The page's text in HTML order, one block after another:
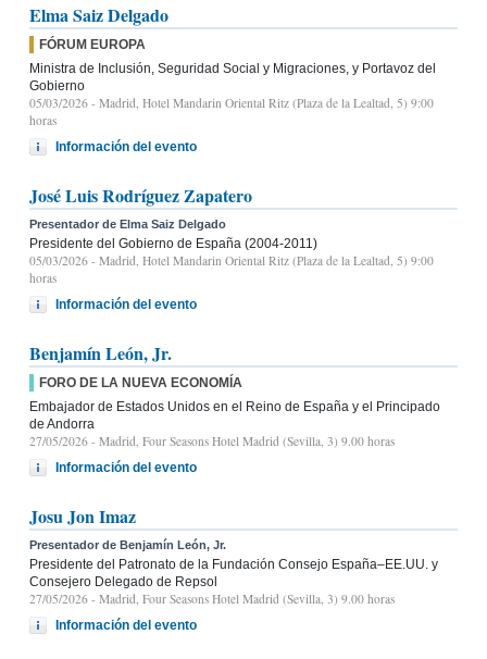
Elma Saiz Delgado
FÓRUM EUROPA
Ministra de Inclusión, Seguridad Social y Migraciones, y Portavoz del
Gobierno
05/03/2026 - Madrid, Hotel Mandarin Oriental Ritz (Plaza de la Lealtad, 5) 9:00
horas
Información del evento
José Luis Rodríguez Zapatero
Presentador de Elma Saiz Delgado
Presidente del Gobierno de España (2004-2011)
05/03/2026 - Madrid, Hotel Mandarin Oriental Ritz (Plaza de la Lealtad, 5) 9:00
horas
Información del evento
Benjamín León, Jr.
FORO DE LA NUEVA ECONOMÍA
Embajador de Estados Unidos en el Reino de España y el Principado
de Andorra
27/05/2026 - Madrid, Four Seasons Hotel Madrid (Sevilla, 3) 9.00 horas
Información del evento
Josu Jon Imaz
Presentador de Benjamín León, Jr.
Presidente del Patronato de la Fundación Consejo España–EE.UU. y
Consejero Delegado de Repsol
27/05/2026 - Madrid, Four Seasons Hotel Madrid (Sevilla, 3) 9.00 horas
Información del evento